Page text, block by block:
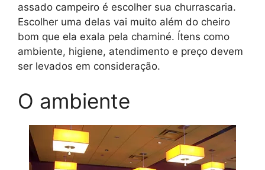
assado campeiro é escolher sua churrascaria.
Escolher uma delas vai muito além do cheiro
bom que ela exala pela chaminé. Ítens como
ambiente, higiene, atendimento e preço devem
ser levados em consideração.
O ambiente